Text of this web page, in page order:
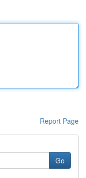
Report Page
Go